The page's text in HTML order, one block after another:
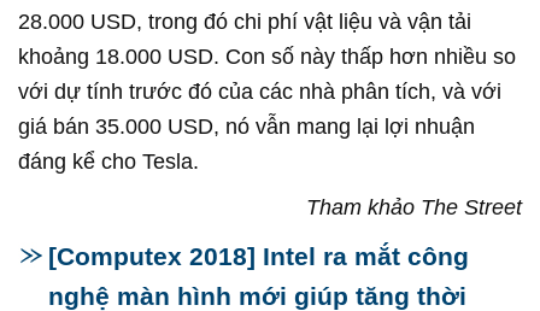
28.000 USD, trong đó chi phí vật liệu và vận tải
khoảng 18.000 USD. Con số này thấp hơn nhiều so
với dự tính trước đó của các nhà phân tích, và với
giá bán 35.000 USD, nó vẫn mang lại lợi nhuận
đáng kể cho Tesla.
Tham khảo The Street
[Computex 2018] Intel ra mắt công
nghệ màn hình mới giúp tăng thời